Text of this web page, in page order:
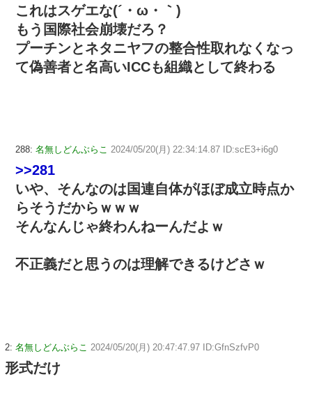
これはスゲエな(´・ω・｀)
もう国際社会崩壊だろ？
プーチンとネタニヤフの整合性取れなくなっ
て偽善者と名高いICCも組織として終わる
288: 名無しどんぶらこ 2024/05/20(月) 22:34:14.87 ID:scE3+i6g0
>>281
いや、そんなのは国連自体がほぼ成立時点か
らそうだからｗｗｗ
そんなんじゃ終わんねーんだよｗ
不正義だと思うのは理解できるけどさｗ
2: 名無しどんぶらこ 2024/05/20(月) 20:47:47.97 ID:GfnSzfvP0
形式だけ